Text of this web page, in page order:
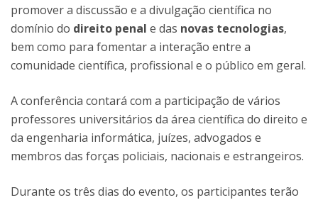
promover a discussão e a divulgação científica no
domínio do direito penal e das novas tecnologias,
bem como para fomentar a interação entre a
comunidade científica, profissional e o público em geral.
A conferência contará com a participação de vários
professores universitários da área científica do direito e
da engenharia informática, juízes, advogados e
membros das forças policiais, nacionais e estrangeiros.
Durante os três dias do evento, os participantes terão